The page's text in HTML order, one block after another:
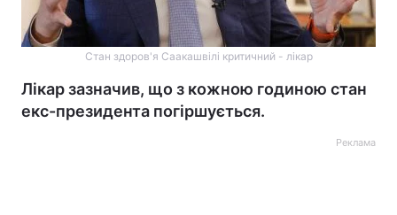
Стан здоров'я Саакашвілі критичний - лікар
Лікар зазначив, що з кожною годиною стан
екс-президента погіршується.
Реклама